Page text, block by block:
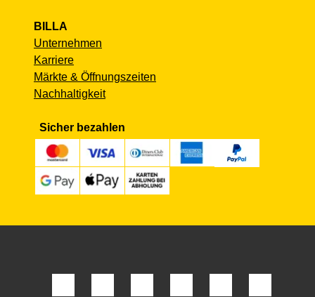
BILLA
Unternehmen
Karriere
Märkte & Öffnungszeiten
Nachhaltigkeit
Sicher bezahlen